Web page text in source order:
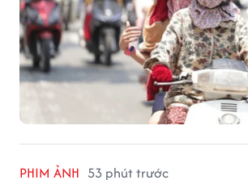
PHIM ẢNH 53 phút trước